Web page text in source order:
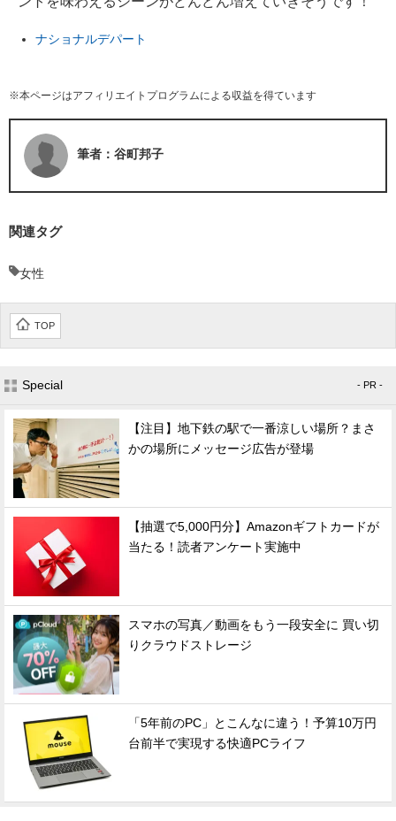
ナショナルデパート
※本ページはアフィリエイトプログラムによる収益を得ています
筆者：谷町邦子
関連タグ
女性
TOP
Special - PR -
【注目】地下鉄の駅で一番涼しい場所？まさ
かの場所にメッセージ広告が登場
【抽選で5,000円分】Amazonギフトカードが
当たる！読者アンケート実施中
スマホの写真／動画をもう一段安全に 買い切
りクラウドストレージ
「5年前のPC」とこんなに違う！予算10万円
台前半で実現する快適PCライフ